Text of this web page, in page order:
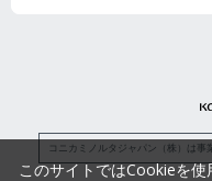
コニカミノルタジャパン（株）は事
このサイトではCookieを